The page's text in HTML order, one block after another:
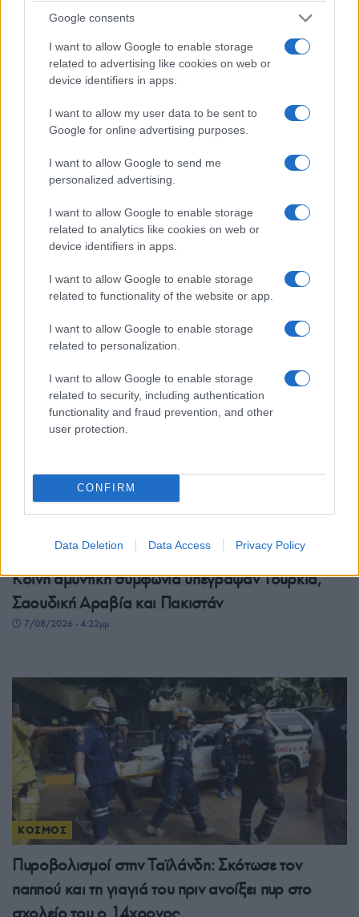
Google consents
I want to allow Google to enable storage
related to advertising like cookies on web or
device identifiers in apps.
I want to allow my user data to be sent to
Google for online advertising purposes.
I want to allow Google to send me
personalized advertising.
I want to allow Google to enable storage
related to analytics like cookies on web or
device identifiers in apps.
I want to allow Google to enable storage
related to functionality of the website or app.
I want to allow Google to enable storage
related to personalization.
I want to allow Google to enable storage
related to security, including authentication
functionality and fraud prevention, and other
user protection.
CONFIRM
Data Deletion Data Access Privacy Policy
Η Ισπανία επαναφέρει τους συνοριακούς
ελέγχους για ταξιδιώτες από την Ιταλία
7/08/2026 - 11:57μμ
ΗΠΑ: Η Γερουσία ενέκρινε νέες κυρώσεις κατά
ΚΟΣΜΟΣ
Κοινή αμυντική συμφωνία υπέγραψαν Τουρκία,
Σαουδική Αραβία και Πακιστάν
7/08/2026 - 4:22μμ
ΚΟΣΜΟΣ
Πυροβολισμοί στην Ταϊλάνδη: Σκότωσε τον
παππού και τη γιαγιά του πριν ανοίξει πυρ στο